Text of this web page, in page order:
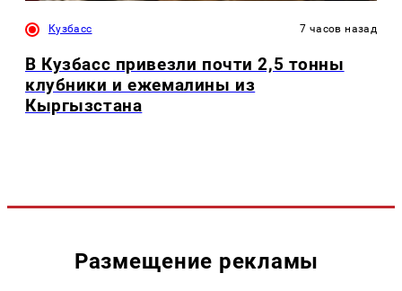
Кузбасс 7 часов назад
В Кузбасс привезли почти 2,5 тонны
клубники и ежемалины из
Кыргызстана
Размещение рекламы